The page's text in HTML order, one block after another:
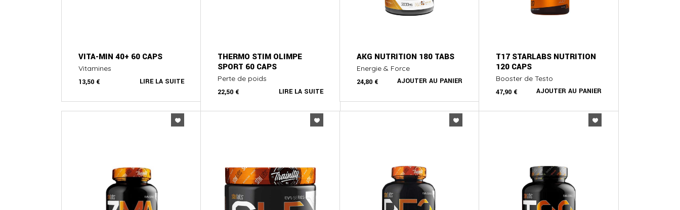
VITA-MIN 40+ 60 CAPS
Vitamines
13,50 € LIRE LA SUITE
THERMO STIM OLIMPE
SPORT 60 CAPS
Perte de poids
22,50 € LIRE LA SUITE
AKG NUTRITION 180 TABS
Energie & Force
24,80 € AJOUTER AU PANIER
T17 STARLABS NUTRITION
120 CAPS
Booster de Testo
47,90 € AJOUTER AU PANIER